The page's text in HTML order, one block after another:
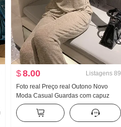
$8.00 Listagens 89
Foto real Preço real Outono Novo
Moda Casual Guardas com capuz
Guarda Calças Efeito emagrecedor
Conjunto Conjunto de esportes
Feminino Estilo